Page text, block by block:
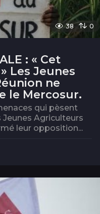
38 0
: « Cet
Les Jeunes
ne
le Mercosur.
qui pèsent
Jeunes Agriculteurs
leur opposition...